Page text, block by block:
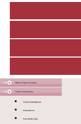
Μάσκες Προστατευτικές
Ξύλινες Κατασκευές
Ξύλινα Διακοσμητικά
Κουκλόσπιτα
Κουτιά Βάπτισης